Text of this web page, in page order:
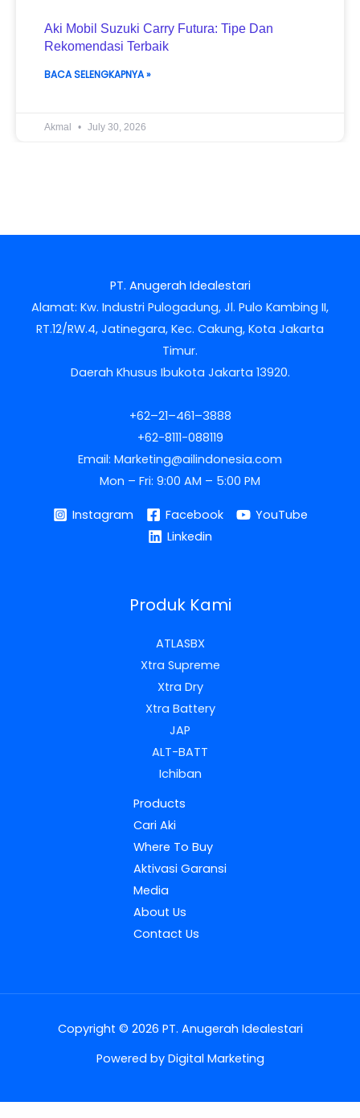
Aki Mobil Suzuki Carry Futura: Tipe Dan
Rekomendasi Terbaik
BACA SELENGKAPNYA »
Akmal July 30, 2026
PT. Anugerah Idealestari
Alamat: Kw. Industri Pulogadung, Jl. Pulo Kambing II,
RT.12/RW.4, Jatinegara, Kec. Cakung, Kota Jakarta
Timur.
Daerah Khusus Ibukota Jakarta 13920.
+62–21–461–3888
+62-8111-088119
Email: Marketing@ailindonesia.com
Mon – Fri: 9:00 AM – 5:00 PM
Instagram Facebook
YouTube
Linkedin
Produk Kami
ATLASBX
Xtra Supreme
Xtra Dry
Xtra Battery
JAP
ALT-BATT
Ichiban
Products
Cari Aki
Where To Buy
Aktivasi Garansi
Media
About Us
Contact Us
Copyright © 2026 PT. Anugerah Idealestari
Powered by Digital Marketing